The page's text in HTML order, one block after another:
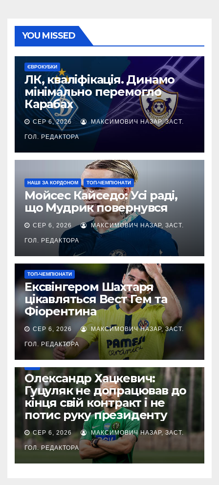
YOU MISSED
ЄВРОКУБКИ
ЛК, кваліфікація. Динамо
мінімально перемогло
Карабах
СЕР 6, 2026 МАКСИМОВИЧ НАЗАР, ЗАСТ.
ГОЛ. РЕДАКТОРА
НАШІ ЗА КОРДОНОМ ТОП-ЧЕМПІОНАТИ
Мойсес Кайседо: Усі раді,
що Мудрик повернувся
СЕР 6, 2026 МАКСИМОВИЧ НАЗАР, ЗАСТ.
ГОЛ. РЕДАКТОРА
ТОП-ЧЕМПІОНАТИ
Ексвінгером Шахтаря
цікавляться Вест Гем та
Фіорентина
СЕР 6, 2026 МАКСИМОВИЧ НАЗАР, ЗАСТ.
ГОЛ. РЕДАКТОРА
Олександр Хацкевич:
Гуцуляк не допрацював до
кінця свій контракт і не
потис руку президенту
СЕР 6, 2026 МАКСИМОВИЧ НАЗАР, ЗАСТ.
ГОЛ. РЕДАКТОРА